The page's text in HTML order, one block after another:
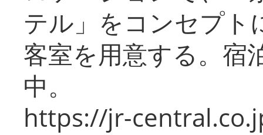
テル」をコンセプト
客室を用意する。宿
中。
https://jr-